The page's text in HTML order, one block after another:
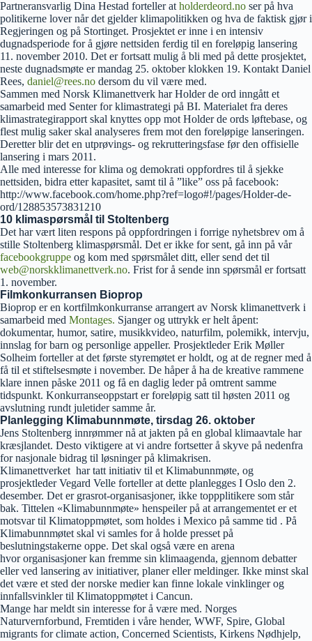
Partneransvarlig Dina Hestad forteller at holderdeord.no ser på hva
politikerne lover når det gjelder klimapolitikken og hva de faktisk gjør i
Regjeringen og på Stortinget. Prosjektet er inne i en intensiv
dugnadsperiode for å gjøre nettsiden ferdig til en foreløpig lansering
11. november 2010. Det er fortsatt mulig å bli med på dette prosjektet,
neste dugnadsmøte er mandag 25. oktober klokken 19. Kontakt Daniel
Rees, daniel@rees.no dersom du vil være med.
Sammen med Norsk Klimanettverk har Holder de ord inngått et
samarbeid med Senter for klimastrategi på BI. Materialet fra deres
klimastrategirapport skal knyttes opp mot Holder de ords løftebase, og
flest mulig saker skal analyseres frem mot den foreløpige lanseringen.
Deretter blir det en utprøvings- og rekrutteringsfase før den offisielle
lansering i mars 2011.
Alle med interesse for klima og demokrati oppfordres til å sjekke
nettsiden, bidra etter kapasitet, samt til å ”like” oss på facebook:
http://www.facebook.com/home.php?ref=logo#!/pages/Holder-de-
ord/128853573831210
10 klimaspørsmål til Stoltenberg
Det har vært liten respons på oppfordringen i forrige nyhetsbrev om å
stille Stoltenberg klimaspørsmål. Det er ikke for sent, gå inn på vår
facebookgruppe og kom med spørsmålet ditt, eller send det til
web@norskklimanettverk.no. Frist for å sende inn spørsmål er fortsatt
1. november.
Filmkonkurransen Bioprop
Bioprop er en kortfilmkonkurranse arrangert av Norsk klimanettverk i
samarbeid med Montages. Sjanger og uttrykk er helt åpent:
dokumentar, humor, satire, musikkvideo, naturfilm, polemikk, intervju,
innslag for barn og personlige appeller. Prosjektleder Erik Møller
Solheim forteller at det første styremøtet er holdt, og at de regner med å
få til et stiftelsesmøte i november. De håper å ha de kreative rammene
klare innen påske 2011 og få en daglig leder på omtrent samme
tidspunkt. Konkurranseoppstart er foreløpig satt til høsten 2011 og
avslutning rundt juletider samme år.
Planlegging Klimabunnmøte, tirsdag 26. oktober
Jens Stoltenberg innrømmer nå at jakten på en global klimaavtale har
kræsjlandet. Desto viktigere at vi andre fortsetter å skyve på nedenfra
for nasjonale bidrag til løsninger på klimakrisen.
Klimanettverket har tatt initiativ til et Klimabunnmøte, og
prosjektleder Vegard Velle forteller at dette planlegges I Oslo den 2.
desember. Det er grasrot-organisasjoner, ikke toppplitikere som står
bak. Tittelen «Klimabunnmøte» henspeiler på at arrangementet er et
motsvar til Klimatoppmøtet, som holdes i Mexico på samme tid . På
Klimabunnmøtet skal vi samles for å holde presset på
beslutningstakerne oppe. Det skal også være en arena
hvor organisasjoner kan fremme sin klimaagenda, gjennom debatter
eller ved lansering av initiativer, planer eller meldinger. Ikke minst skal
det være et sted der norske medier kan finne lokale vinklinger og
innfallsvinkler til Klimatoppmøtet i Cancun.
Mange har meldt sin interesse for å være med. Norges
Naturvernforbund, Fremtiden i våre hender, WWF, Spire, Global
migrants for climate action, Concerned Scientists, Kirkens Nødhjelp,